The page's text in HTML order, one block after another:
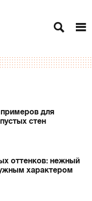
для
стен
оттенков: нежный
характером